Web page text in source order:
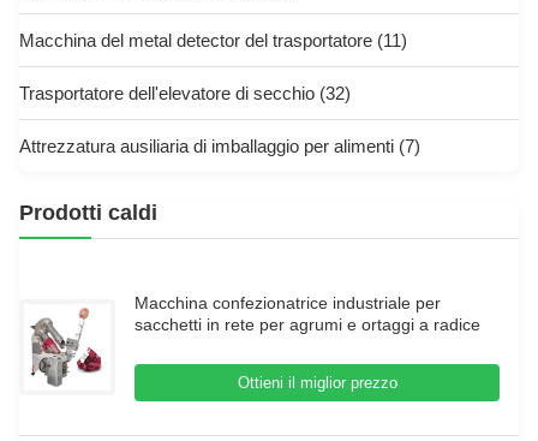
Macchina del metal detector del trasportatore (11)
Trasportatore dell'elevatore di secchio (32)
Attrezzatura ausiliaria di imballaggio per alimenti (7)
Prodotti caldi
Macchina confezionatrice industriale per
sacchetti in rete per agrumi e ortaggi a radice
Ottieni il miglior prezzo